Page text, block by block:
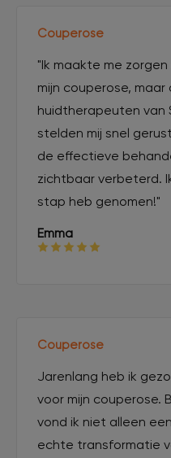
Couperose
"Ik maakte me
mijn couperose,
huidtherapeuten van
stelden mij snel
de effectieve
zichtbaar verbeterd.
stap heb genomen!"
Emma
Couperose
Jarenlang heb ik
voor mijn couperose.
vond ik niet alleen
echte transformatie